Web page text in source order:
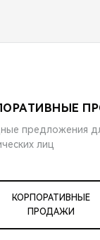
предложения
лиц
КОРПОРАТИВНЫЕ
ПРОДАЖИ